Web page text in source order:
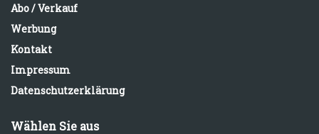
Abo / Verkauf
Werbung
Kontakt
Impressum
Datenschutzerklärung
Wählen Sie aus